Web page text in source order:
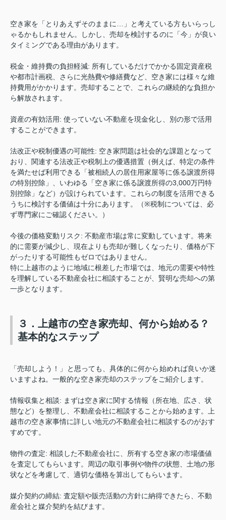
空き家を「とりあえずそのままに
」と考えている方もいらっし
ゃるかもしれません。しかし、売却を検討するのに「今」が良い
タイミングである理由があります。
税金・維持費の負担軽減: 所有しているだけでかかる固定資産税
や都市計画税、さらに光熱費や修繕費など、空き家には様々な維
持費用がかかります。売却することで、これらの継続的な負担か
ら解放されます。
資産の有効活用: 使っていない不動産を現金化し、別の形で活用
することができます。
法改正や税制優遇の可能性: 空き家問題は社会的な課題となって
おり、関連する法改正や税制上の優遇措置（例えば、特定の条件
を満たせば利用できる「被相続人の居住用家屋等に係る譲渡所得
の特別控除」、いわゆる「空き家に係る譲渡所得の3,000万円特
別控除」など）が設けられています。これらの制度を活用できる
うちに検討する価値は十分にあります。（※税制については、必
ず専門家にご確認ください。）
今後の価格変動リスク: 不動産市場は常に変動しています。将来
的に需要が減少し、現在よりも売却が難しくなったり、価格が下
がったりする可能性もゼロではありません。
特に上越市のように地域に根差した市場では、地元の需要や特性
を理解している不動産会社に相談することが、賢明な売却への第
一歩となります。
３．上越市の空き家売却、何から始める？
基本的なステップ
「売却しよう！」と思っても、具体的に何から始めれば良いか迷
いますよね。一般的な空き家売却のステップをご紹介します。
情報収集と相談: まずは空き家に関する情報（所在地、広さ、状
態など）を整理し、不動産会社に相談することから始めます。上
越市の空き家事情に詳しい地元の不動産会社に相談するのがおす
すめです。
物件の査定: 相談した不動産会社に、所有する空き家の市場価値
を査定してもらいます。周辺の取引事例や物件の状態、土地の形
状などを考慮して、適切な価格を算出してもらいます。
媒介契約の締結: 査定額や販売活動の方針に納得できたら、不動
産会社と媒介契約を結びます。